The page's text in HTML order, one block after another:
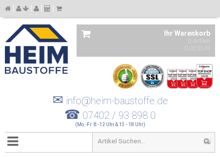
Ihr Warenkorb
0 Artikel
0,00 EUR
✉ info@heim-baustoffe.de
☎ 07402 / 93 898 0
(Mo.-Fr. 8 -12 Uhr & 13 - 18 Uhr)